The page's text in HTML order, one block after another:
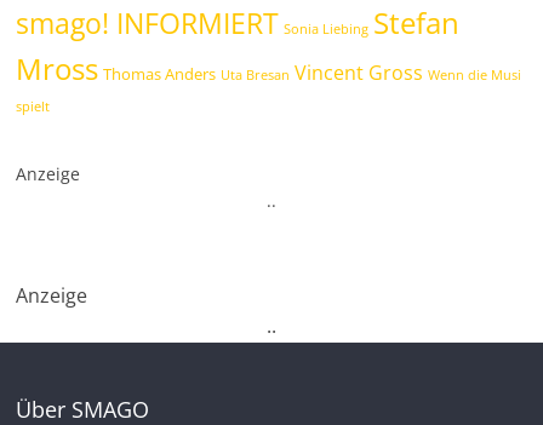
smago! INFORMIERT Sonia Liebing Stefan
Mross Thomas Anders Uta Bresan Vincent Gross Wenn die Musi
spielt
Anzeige
..
Anzeige
..
Über SMAGO